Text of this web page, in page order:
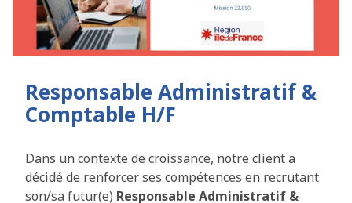
Actualités
Responsable Administratif &
Comptable H/F
Dans un contexte de croissance, notre client a
décidé de renforcer ses compétences en recrutant
son/sa futur(e) Responsable Administratif &